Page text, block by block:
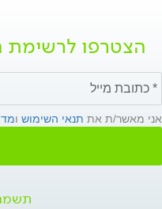
הצטרפו לרשימת
אני מאשר/ת את תנאי השימוש ו